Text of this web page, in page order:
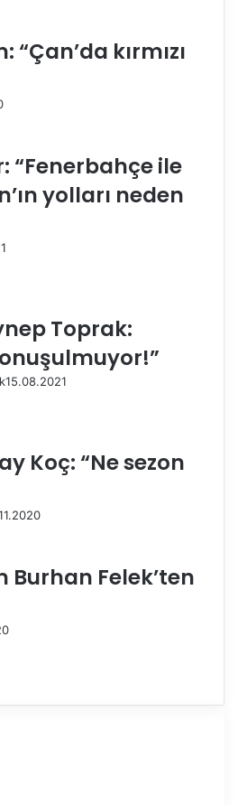
“Çan’da kırmızı
“Fenerbahçe ile
yolları neden
Toprak:
15.08.2021
Koç: “Ne sezon
Burhan Felek’ten